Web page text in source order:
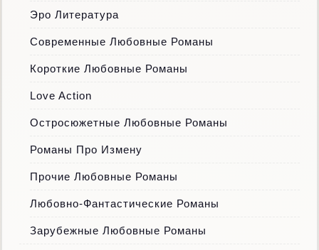
Эро Литература
Современные Любовные Романы
Короткие Любовные Романы
Love Action
Остросюжетные Любовные Романы
Романы Про Измену
Прочие Любовные Романы
Любовно-Фантастические Романы
Зарубежные Любовные Романы